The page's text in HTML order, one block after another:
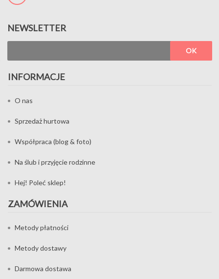
NEWSLETTER
OK
INFORMACJE
O nas
Sprzedaż hurtowa
Współpraca (blog & foto)
Na ślub i przyjęcie rodzinne
Hej! Poleć sklep!
ZAMÓWIENIA
Metody płatności
Metody dostawy
Darmowa dostawa